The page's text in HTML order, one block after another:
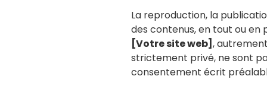
La reproduction, la
des contenus, en tout ou en
[Votre site web] ,
strictement privé, ne sont
consentement écrit